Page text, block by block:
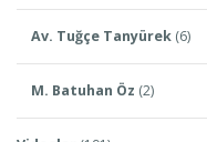
Av. Tuğçe Tanyürek (6)
M. Batuhan Öz (2)